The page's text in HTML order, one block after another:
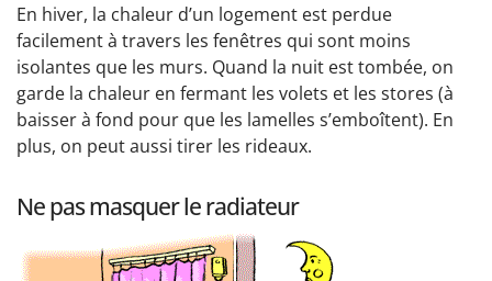
En hiver, la chaleur d’un logement est perdue
facilement à travers les fenêtres qui sont moins
isolantes que les murs. Quand la nuit est tombée, on
garde la chaleur en fermant les volets et les stores (à
baisser à fond pour que les lamelles s’emboîtent). En
plus, on peut aussi tirer les rideaux.
Ne pas masquer le radiateur